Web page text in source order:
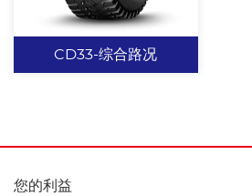
查看更多
CD33-综合路况
您的利益